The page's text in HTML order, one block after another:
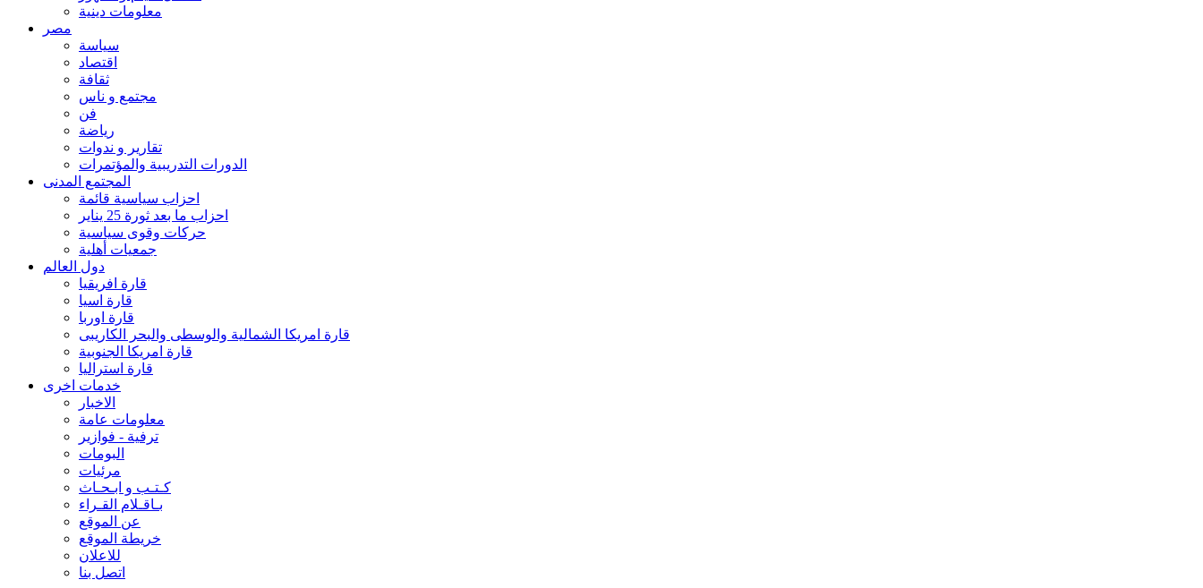
معلومات دينية
مصر
سياسة
اقتصاد
ثقافة
مجتمع و ناس
فن
رياضة
تقارير و ندوات
الدورات التدريبية والمؤتمرات
المجتمع المدنى
احزاب سياسية قائمة
احزاب ما بعد ثورة 25 يناير
حركات وقوى سياسية
جمعيات أهلية
دول العالم
قارة افريقيا
قارة اسيا
قارة اوربا
قارة امريكا الشمالية والوسطى والبحر الكاريبى
قارة امريكا الجنوبية
قارة استراليا
خدمات اخرى
الاخبار
معلومات عامة
ترفية - فوازير
البومات
مرئيات
كـتـب و ابـحـاث
بـاقـلام القـراء
عن الموقع
خريطة الموقع
للاعلان
اتصل بنا